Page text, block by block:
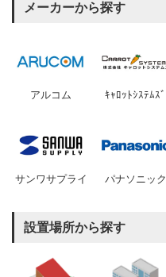
メーカーから探す
アルコム ｷｬﾛｯﾄｼｽﾃﾑｽﾞ
サンワサプライ パナソニック
設置場所から探す